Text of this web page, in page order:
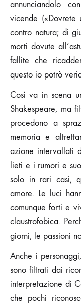
annunciandolo
vicende («Dovrete
contro natura; di
morti dovute
fallite che
questo io potrò
Così va in scena
Shakespeare, ma
procedono a
memoria e
azione intervallati
lieti e i rumori e
solo in rari casi,
amore. Le luci
comunque forti e
claustrofobica.
giorni, le passioni
Anche i
sono filtrati dai
interpretazione di
che pochi